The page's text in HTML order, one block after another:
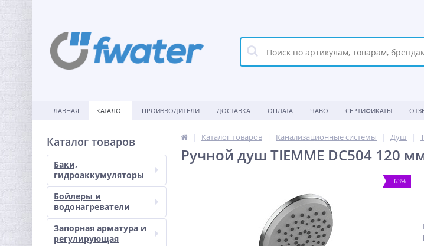
ГЛАВНАЯ КАТАЛОГ ПРОИЗВОДИТЕЛИ ДОСТАВКА ОПЛАТА ЧАВО СЕРТИФИКАТЫ
Каталог товаров
Баки,
гидроаккумуляторы
Бойлеры и
водонагреватели
Запорная арматура и
регулирующая
Каталог товаров Канализационные системы Душ
Ручной душ TIEMME DC504 120
-63%